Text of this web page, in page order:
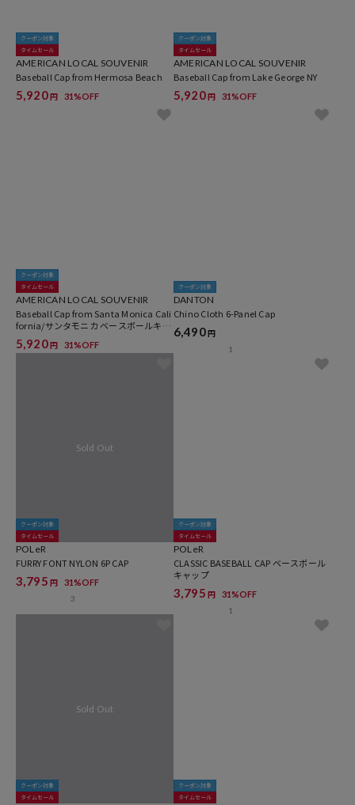
クーポン対象
タイムセール
AMERICAN LOCAL SOUVENIR
Baseball Cap from Hermosa Beach
5,920円 31%OFF
クーポン対象
タイムセール
AMERICAN LOCAL SOUVENIR
Baseball Cap from Lake George NY
5,920円 31%OFF
クーポン対象
タイムセール
AMERICAN LOCAL SOUVENIR
Baseball Cap from Santa Monica Cali
fornia/サンタモニカ ベースボールキャ
ップ
5,920円 31%OFF
クーポン対象
DANTON
Chino Cloth 6-Panel Cap
6,490円
1
クーポン対象
タイムセール
POLeR
FURRY FONT NYLON 6P CAP
3,795 円 31%OFF
3
クーポン対象
タイムセール
POLeR
CLASSIC BASEBALL CAP ベースボール
キャップ
3,795 円 31%OFF
1
クーポン対象
タイムセール
クーポン対象
タイムセール